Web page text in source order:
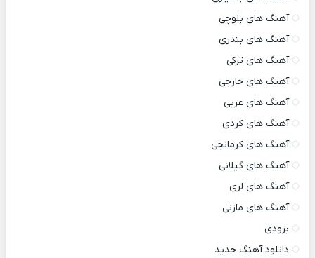
آهنگ های بلوچی
آهنگ های بندری
آهنگ های ترکی
آهنگ های خارجی
آهنگ های عربی
آهنگ های کردی
آهنگ های کرمانجی
آهنگ های گیلانی
آهنگ های لری
آهنگ های مازنی
بزودی
دانلود آهنگ جدید